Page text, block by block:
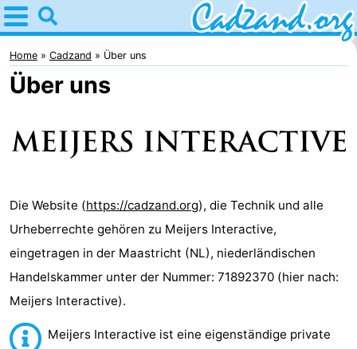
Home
Cadzand
Tipps
Übernachten
Appartements
Campingplätze
Ferienhäuser
-
Bad
-
Home Cadzand Über uns
Über uns
Die Website (https://cadzand.org), die Technik und alle
Urheberrechte gehören zu Meijers Interactive,
eingetragen in der Maastricht (NL), niederländischen
Handelskammer unter der Nummer: 71892370 (hier nach:
Meijers Interactive).
Meijers Interactive ist eine eigenständige private